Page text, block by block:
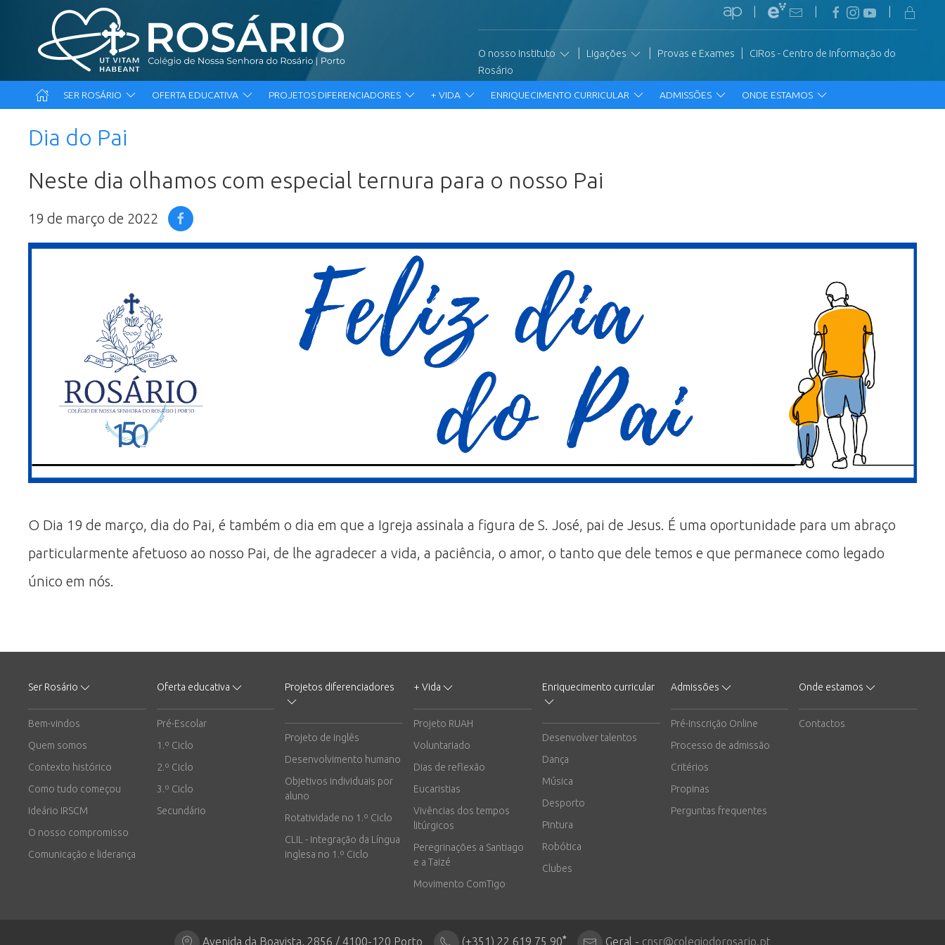
O nosso Instituto Ligações Provas e Exames
CIRos - Centro de Informação do
Rosário
SER ROSÁRIO OFERTA EDUCATIVA PROJETOS DIFERENCIADORES + VIDA ENRIQUECIMENTO CURRICULAR ADMISSÕES ONDE ESTAMOS
Dia do Pai
Neste dia olhamos com especial ternura para o nosso Pai
19 de março de 2022
O Dia 19 de março, dia do Pai, é também o dia em que a Igreja assinala a figura de S. José, pai de Jesus. É uma oportunidade para um abraço
particularmente afetuoso ao nosso Pai, de lhe agradecer a vida, a paciência, o amor, o tanto que dele temos e que permanece como legado
único em nós.
Ser Rosário
Bem-vindos
Quem somos
Contexto histórico
Como tudo começou
Ideário IRSCM
O nosso compromisso
Comunicação e liderança
Oferta educativa
Pré-Escolar
1.º Ciclo
2.º Ciclo
3.º Ciclo
Secundário
Projetos diferenciadores
Projeto de inglês
Desenvolvimento humano
Objetivos individuais por
aluno
Rotatividade no 1.º Ciclo
CLIL - integração da Língua
inglesa no 1.º Ciclo
+ Vida
Projeto RUAH
Voluntariado
Dias de reflexão
Eucaristias
Vivências dos tempos
litúrgicos
Peregrinações a Santiago
e a Taizé
Movimento ComTigo
Enriquecimento curricular
Desenvolver talentos
Dança
Música
Desporto
Pintura
Robótica
Clubes
Admissões
Pré-Inscrição Online
Processo de admissão
Critérios
Propinas
Perguntas frequentes
Onde estamos
Contactos
Avenida da Boavista, 2856 / 4100-120 Porto (+351) 22 619 75 90* Geral - cnsr@colegiodorosario.pt